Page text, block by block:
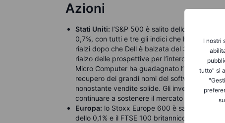
I nostri
tutto" si
Azioni
Stati Uniti: l’S&P 500 è salito dello 0,2%, il
0,7%, con tutti e tre gli indici che hanno
rialzi dopo che Dell è balzata del 32,8%
rialzo delle prospettive per l’intero anno.
Micro Computer ha guadagnato l’11,6% per
recupero dei grandi nomi del software,
nonostante vendite solide. Gli investitori
continuare a sostenere il mercato senza
Europa: lo Stoxx Europe 600 è salito dello
dello 0,1% e il FTSE 100 britannico ha perso